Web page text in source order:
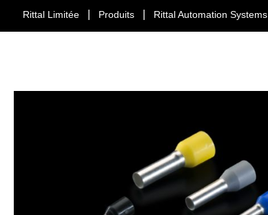
Rittal Limitée Produits Rittal Automation Systems